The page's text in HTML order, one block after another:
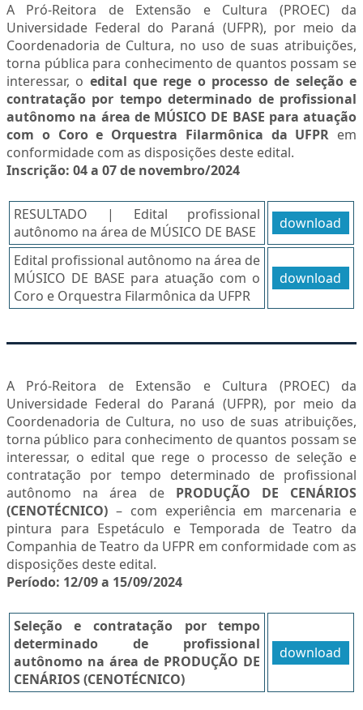
A Pró-Reitora de Extensão e Cultura (PROEC) da
Universidade Federal do Paraná (UFPR), por meio da
Coordenadoria de Cultura, no uso de suas atribuições,
torna pública para conhecimento de quantos possam se
interessar, o edital que rege o processo de seleção e
contratação por tempo determinado de profissional
autônomo na área de MÚSICO DE BASE para atuação
com o Coro e Orquestra Filarmônica da UFPR em
conformidade com as disposições deste edital.
Inscrição: 04 a 07 de novembro/2024
RESULTADO | Edital profissional
autônomo na área de MÚSICO DE BASE
download
Edital profissional autônomo na área de
MÚSICO DE BASE para atuação com o
Coro e Orquestra Filarmônica da UFPR
download
A Pró-Reitora de Extensão e Cultura (PROEC) da
Universidade Federal do Paraná (UFPR), por meio da
Coordenadoria de Cultura, no uso de suas atribuições,
torna público para conhecimento de quantos possam se
interessar, o edital que rege o processo de seleção e
contratação por tempo determinado de profissional
autônomo na área dePRODUÇÃO DE CENÁRIOS
(CENOTÉCNICO) – com experiência em marcenaria e
pintura para Espetáculo e Temporada de Teatro da
Companhia de Teatro da UFPR em conformidade com as
disposições deste edital.
Período: 12/09 a 15/09/2024
Seleção e contratação por tempo
determinado de profissional
autônomo na área de PRODUÇÃO DE
CENÁRIOS (CENOTÉCNICO)
download